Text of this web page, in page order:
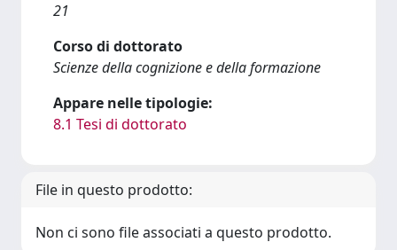
21
Corso di dottorato
Scienze della cognizione e della formazione
Appare nelle tipologie:
8.1 Tesi di dottorato
File in questo prodotto:
Non ci sono file associati a questo prodotto.